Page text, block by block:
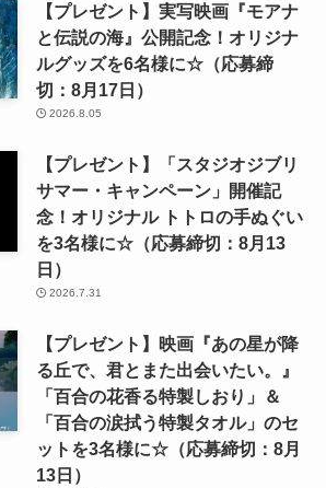
【プレゼント】実写映画『モアナ
と伝説の海』公開記念！オリジナ
ルグッズを6名様に☆（応募締
切：8月17日）
2026.8.05
【プレゼント】「スタジオジブリ
サマー・キャンペーン」開催記
念！オリジナル トトロの手ぬぐい
を3名様に☆（応募締切：8月13
日）
2026.7.31
【プレゼント】映画『あの星が降
る丘で、君とまた出会いたい。』
「百合の花香る特製しおり」＆
「百合の涙拭う特製タオル」のセ
ットを3名様に☆（応募締切：8月
13日）